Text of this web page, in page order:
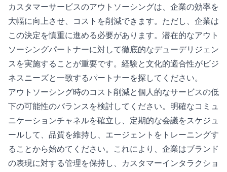
カスタマーサービスのアウトソーシングは、企業の効率を
大幅に向上させ、コストを削減できます。ただし、企業は
この決定を慎重に進める必要があります。潜在的なアウト
ソーシングパートナーに対して徹底的なデューデリジェン
スを実施することが重要です。経験と文化的適合性がビジ
ネスニーズと一致するパートナーを探してください。
アウトソーシング時のコスト削減と個人的なサービスの低
下の可能性のバランスを検討してください。明確なコミュ
ニケーションチャネルを確立し、定期的な会議をスケジュ
ールして、品質を維持し、エージェントをトレーニングす
ることから始めてください。これにより、企業はブランド
の表現に対する管理を保持し、カスタマーインタラクショ